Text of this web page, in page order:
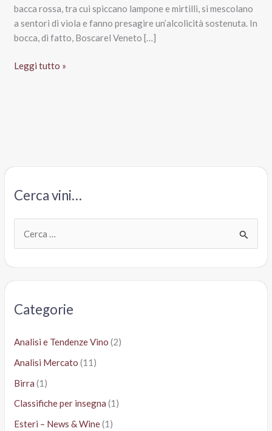
bacca rossa, tra cui spiccano lampone e mirtilli, si mescolano
a sentori di viola e fanno presagire un’alcolicità sostenuta. In
bocca, di fatto, Boscarel Veneto […]
Boscarel
Leggi tutto »
Cerca vini…
Categorie
Analisi e Tendenze Vino (2)
Analisi Mercato (11)
Birra (1)
Classifiche per insegna (1)
Esteri – News & Wine(1)